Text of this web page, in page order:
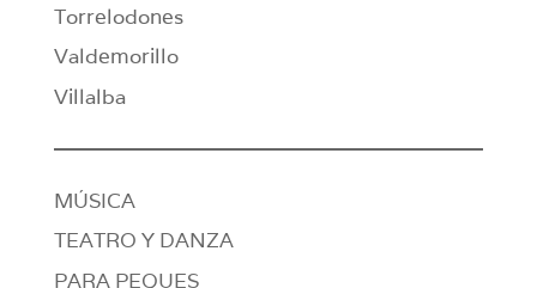
Torrelodones
Valdemorillo
Villalba
MÚSICA
TEATRO Y DANZA
PARA PEQUES